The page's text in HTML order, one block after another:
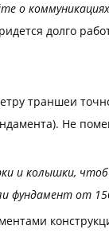
о
долго
траншеи
Не
и колышки,
от